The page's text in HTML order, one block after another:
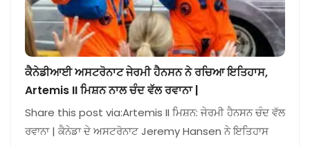
ਕੈਨੇਡੀਆਈ ਅਸਟਰੋਨਾਟ ਜੇਰਮੀ ਹੈਨਸਨ ਨੇ ਰਚਿਆ ਇਤਿਹਾਸ,
Artemis II ਮਿਸ਼ਨ ਨਾਲ ਚੰਦ ਵੱਲ ਰਵਾਨਾ |
Share this post via:Artemis II ਮਿਸ਼ਨ: ਜੇਰਮੀ ਹੈਨਸਨ ਚੰਦ ਵੱਲ
ਰਵਾਨਾ | ਕੈਨੇਡਾ ਦੇ ਅਸਟਰੋਨਾਟ Jeremy Hansen ਨੇ ਇਤਿਹਾਸ